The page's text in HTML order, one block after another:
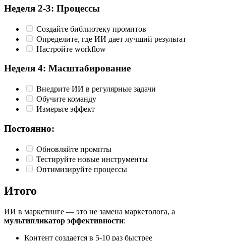
Неделя 2-3: Процессы
Создайте библиотеку промптов
Определите, где ИИ дает лучший результат
Настройте workflow
Неделя 4: Масштабирование
Внедрите ИИ в регулярные задачи
Обучите команду
Измерьте эффект
Постоянно:
Обновляйте промпты
Тестируйте новые инструменты
Оптимизируйте процессы
Итого
ИИ в маркетинге — это не замена маркетолога, а
мультипликатор эффективности:
Контент создается в 5-10 раз быстрее